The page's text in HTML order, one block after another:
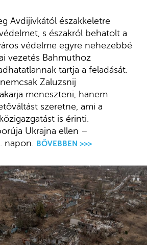
Avdijivkától északkeletre
s északról behatolt a
védelme egyre nehezebbé
vezetés Bahmuthoz
tartja a feladását.
Zaluzsnij
meneszteni, hanem
szeretne, ami a
is érinti.
Ukrajna ellen –
napon.
BŐVEBBEN >>>